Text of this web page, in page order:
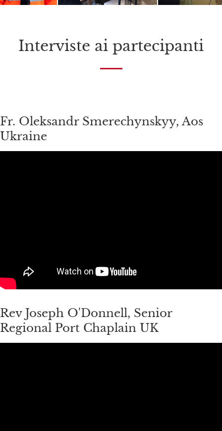
Interviste ai partecipanti
Fr. Oleksandr Smerechynskyy, Aos
Ukraine
Rev Joseph O'Donnell, Senior
Regional Port Chaplain UK